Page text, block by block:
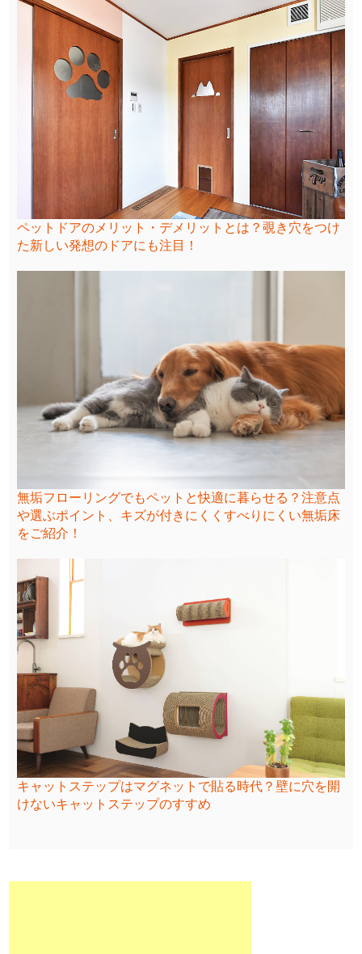
ペットドアのメリット・デメリットとは？覗き穴をつけ
た新しい発想のドアにも注目！
無垢フローリングでもペットと快適に暮らせる？注意点
や選ぶポイント、キズが付きにくくすべりにくい無垢床
をご紹介！
キャットステップはマグネットで貼る時代？壁に穴を開
けないキャットステップのすすめ